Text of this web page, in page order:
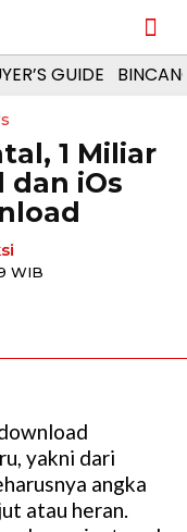
GUIDE
1 Miliar
dan iOs
WIB
yakni dari
angka
atau heran.